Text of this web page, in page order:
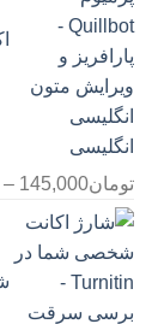
انگلیسی
تومان145,000
–